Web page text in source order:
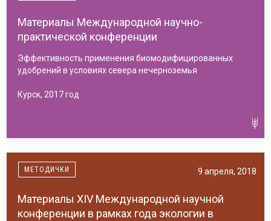
Материалы Международной научно-
практической конференции
Эффективность применения биомодифицированных
удобрений в условиях севера нечерноземья
Курск, 2017 год
МЕТОДИЧКИ 9 апреля, 2018
Материалы XIV Международной научной
конференции в рамках года экологии в